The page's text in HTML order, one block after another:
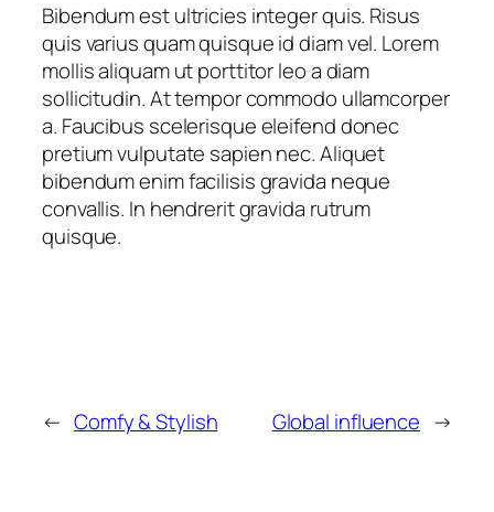
Bibendum est ultricies integer quis. Risus
quis varius quam quisque id diam vel. Lorem
mollis aliquam ut porttitor leo a diam
sollicitudin. At tempor commodo ullamcorper
a. Faucibus scelerisque eleifend donec
pretium vulputate sapien nec. Aliquet
bibendum enim facilisis gravida neque
convallis. In hendrerit gravida rutrum
quisque.
← Comfy & Stylish Global influence →